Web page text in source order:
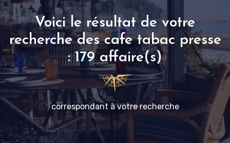
Voici le résultat de votre
recherche des cafe tabac presse
: 179 affaire(s)
correspondant à votre recherche